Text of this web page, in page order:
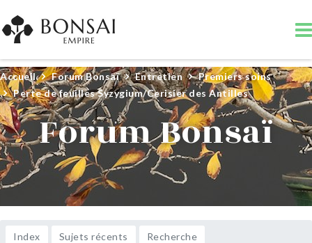
Accueil Forum Bonsaï Entretien
Premiers soins
Perte de feuilles Syzygium/Cerisier des Antilles
Forum Bonsaï
Index Sujets récents Recherche